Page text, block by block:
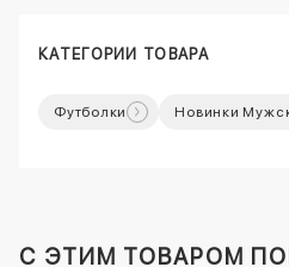
КАТЕГОРИИ ТОВАРА
Футболки Новинки
C ЭТИМ ТОВАРОМ